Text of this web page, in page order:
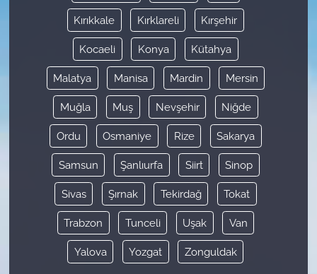
Kırıkkale Kırklareli Kırşehir
Kocaeli Konya Kütahya
Malatya Manisa Mardin Mersin
Muğla Muş Nevşehir Niğde
Ordu Osmaniye Rize Sakarya
Samsun Şanlıurfa Siirt Sinop
Sivas Şırnak Tekirdağ Tokat
Trabzon Tunceli Uşak Van
Yalova Yozgat Zonguldak